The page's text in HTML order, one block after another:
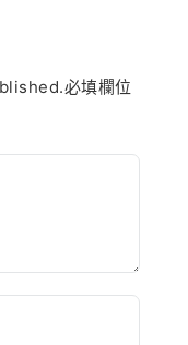
必填欄位